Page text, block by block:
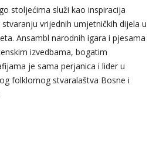
stoljećima služi kao inspiracija
vrijednih umjetničkih dijela u
Ansambl narodnih igara i pjesama
izvedbama, bogatim
je sama perjanica i lider u
folklornog stvaralaštva Bosne i